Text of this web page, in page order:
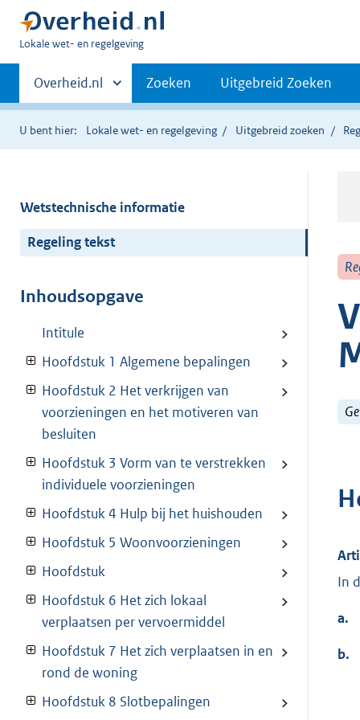
U
hier:
Lokale wet- en regelgeving
Primaire
navigatie
Andere
sites
binnen
Overheid.nl Zoeken Uitgebreid Zoeken
U bent hier: Lokale wet- en regelgeving Uitgebreid zoeken
Wetstechnische informatie
Regeling tekst
Inhoudsopgave
Intitule
Hoofdstuk 1 Algemene bepalingen
Hoofdstuk 2 Het verkrijgen van
voorzieningen en het motiveren van
besluiten
Hoofdstuk 3 Vorm van te verstrekken
individuele voorzieningen
Hoofdstuk 4 Hulp bij het huishouden
Hoofdstuk 5 Woonvoorzieningen
Hoofdstuk
Hoofdstuk 6 Het zich lokaal
verplaatsen per vervoermiddel
Hoofdstuk 7 Het zich verplaatsen in en
rond de woning
Hoofdstuk 8 Slotbepalingen
In
a.
b.